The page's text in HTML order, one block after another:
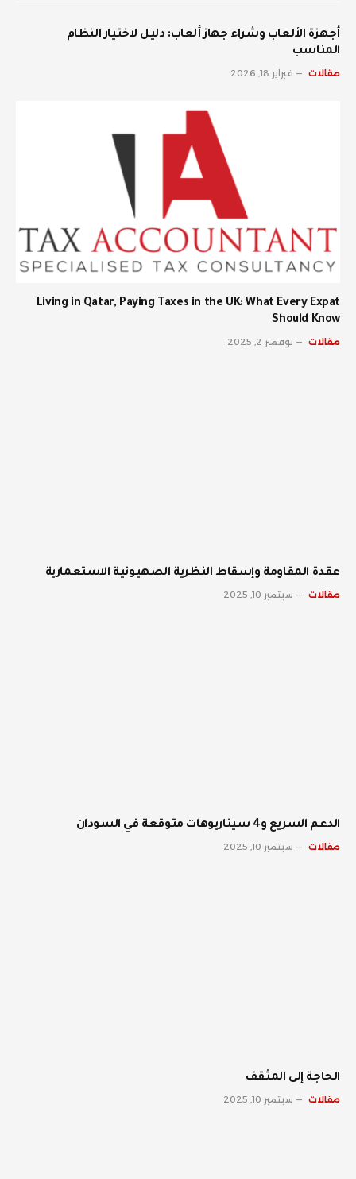
أجهزة الألعاب وشراء جهاز ألعاب: دليل لاختيار النظام
المناسب
مقالات فبراير 18, 2026
Living in Qatar, Paying Taxes in the UK: What Every Expat
Should Know
مقالات نوفمبر 2, 2025
عقدة المقاومة وإسقاط النظرية الصهيونية الاستعمارية
مقالات سبتمبر 10, 2025
الدعم السريع و4 سيناريوهات متوقعة في السودان
مقالات سبتمبر 10, 2025
الحاجة إلى المثقف
مقالات سبتمبر 10, 2025